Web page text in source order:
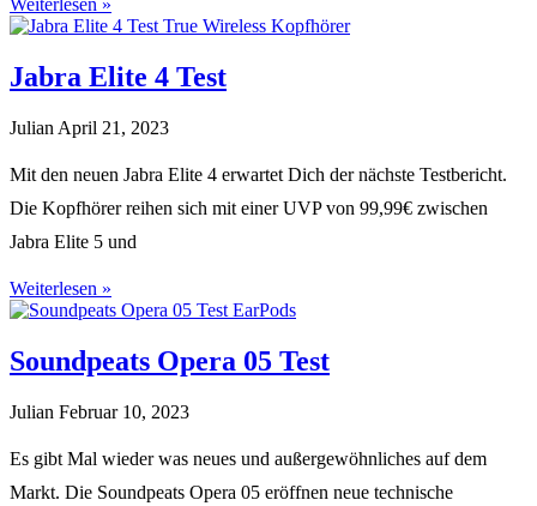
Weiterlesen »
Jabra Elite 4 Test
Julian April 21, 2023
Mit den neuen Jabra Elite 4 erwartet Dich der nächste Testbericht.
Die Kopfhörer reihen sich mit einer UVP von 99,99€ zwischen
Jabra Elite 5 und
Weiterlesen »
Soundpeats Opera 05 Test
Julian Februar 10, 2023
Es gibt Mal wieder was neues und außergewöhnliches auf dem
Markt. Die Soundpeats Opera 05 eröffnen neue technische